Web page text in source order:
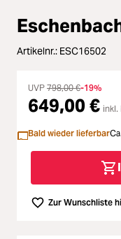
Second
SALE
Artikelnr.: ESC16502
UVP 798,00 €-19%
649,00 € inkl.
Bald wieder lieferbar
Zur Wunschliste